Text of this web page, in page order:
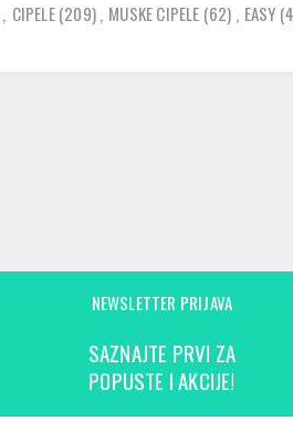
, CIPELE(209), MUSKE CIPELE (62) , EASY
NEWSLETTER PRIJAVA
SAZNAJTE PRVI ZA
POPUSTE I AKCIJE!